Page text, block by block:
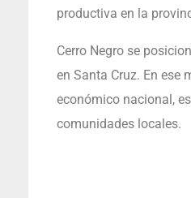
productiva en la
Cerro Negro se
en Santa Cruz. En ese
económico nacional,
comunidades locales.